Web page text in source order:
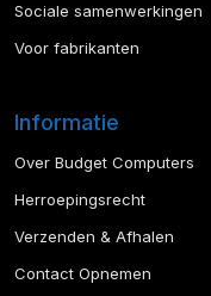
Sociale samenwerkingen
Voor fabrikanten
Informatie
Over Budget Computers
Herroepingsrecht
Verzenden & Afhalen
Contact Opnemen